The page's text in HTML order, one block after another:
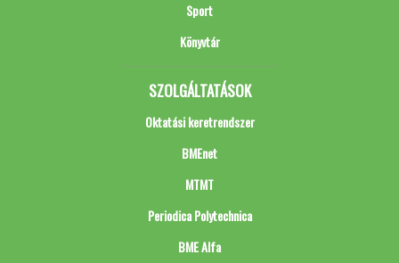
Sport
Könyvtár
SZOLGÁLTATÁSOK
Oktatási keretrendszer
BMEnet
MTMT
Periodica Polytechnica
BME Alfa